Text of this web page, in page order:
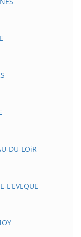
DU-LOiR
L'EVEQUE